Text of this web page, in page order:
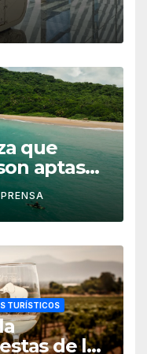
que
aptas
PRENSA
TURÍSTICOS
de la